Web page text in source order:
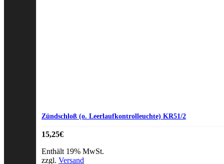
Zündschloß (o. Leerlaufkontrolleuchte) KR51/2
15,25€
Enthält 19% MwSt.
zzgl. Versand